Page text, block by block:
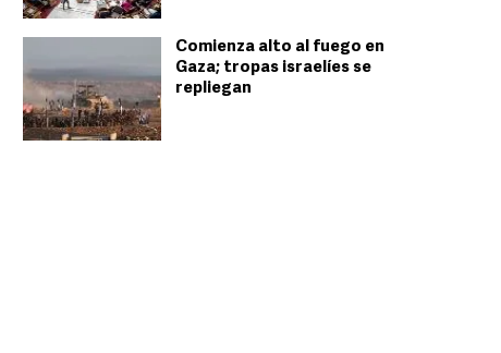
Comienza alto al fuego en
Gaza; tropas israelíes se
repliegan